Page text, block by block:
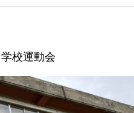
校運動会